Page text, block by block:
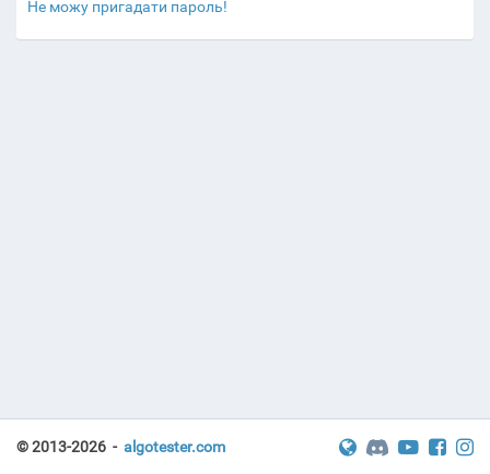
Не можу пригадати пароль!
© 2013-2026 - algotester.com